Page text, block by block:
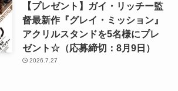
【プレゼント】ガイ・リッチー監
督最新作『グレイ・ミッション』
アクリルスタンドを5名様にプレ
ゼント☆（応募締切：8月9日）
2026.7.27